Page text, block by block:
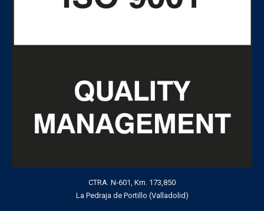
CTRA. N-601, Km. 173,850
La Pedraja de Portillo (Valladolid)